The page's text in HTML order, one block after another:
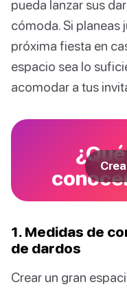
pueda lanzar sus
cómoda. Si planeas
próxima fiesta en
espacio sea lo
acomodar a tus
1. Medidas de
de dardos
Crear un gran